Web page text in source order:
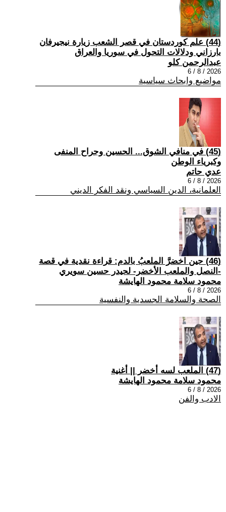
(44) علم كوردستان في قصر الشعب زيارة نيجيرفان
بارزاني ودلالات التحول في سوريا والعراق
عبدالرحمن كلو
2026 / 8 / 6
مواضيع وابحاث سياسية
(45) في منافي الشوق... الحسين وجراح المنفى
وكبرياء الوطن
عدي حاتم
2026 / 8 / 6
العلمانية، الدين السياسي ونقد الفكر الديني
(46) حين اخضرَّ الملعبُ بالدم: قراءة نقدية في قصة
-النصل والملعب الأخضر- لحيدر حسين سويري
محمود سلامة محمود الهايشة
2026 / 8 / 6
الصحة والسلامة الجسدية والنفسية
(47) الملعب لسه أخضر || أغنية
محمود سلامة محمود الهايشة
2026 / 8 / 6
الادب والفن